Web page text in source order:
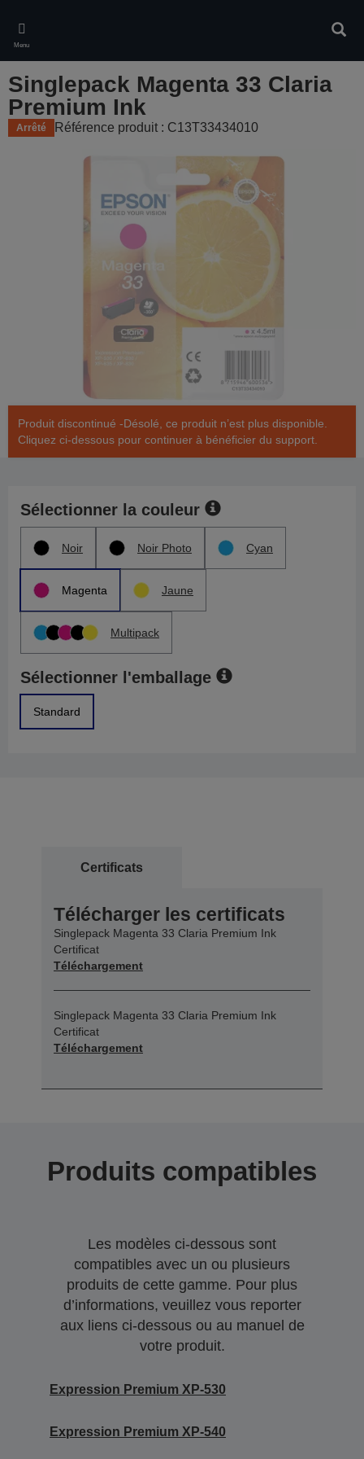
main
content
Menu
Singlepack Magenta 33 Claria
Premium Ink
Arrêté Référence produit : C13T33434010
Produit discontinué -Désolé, ce produit n’est plus disponible.
Cliquez ci-dessous pour continuer à bénéficier du support.
Sélectionner la couleur
Noir Noir Photo Cyan
Magenta Jaune
Multipack
Sélectionner l'emballage
Standard
Certificats
Télécharger les certificats
Singlepack Magenta 33 Claria Premium Ink
Certificat
Téléchargement
Singlepack Magenta 33 Claria Premium Ink
Certificat
Téléchargement
Produits compatibles
Les modèles ci-dessous sont
compatibles avec un ou plusieurs
produits de cette gamme. Pour plus
d’informations, veuillez vous reporter
aux liens ci-dessous ou au manuel de
votre produit.
Expression Premium XP-530
Expression Premium XP-540